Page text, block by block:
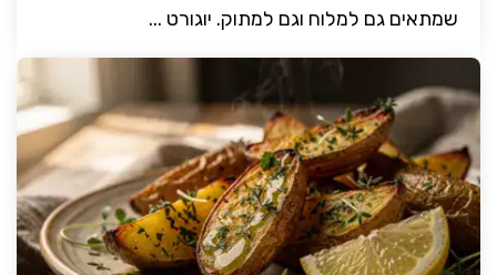
שמתאים גם למלוח וגם למתוק. יוגורט ...